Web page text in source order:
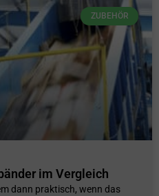
ZUBEHÖR
im Vergleich
dann praktisch, wenn das